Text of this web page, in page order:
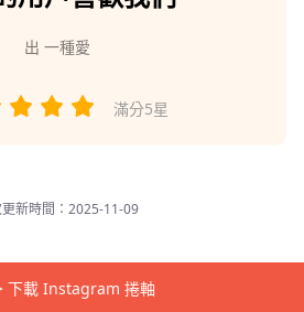
出 一種愛
滿分5星
新時間：2025-11-09
下載 Instagram 捲軸